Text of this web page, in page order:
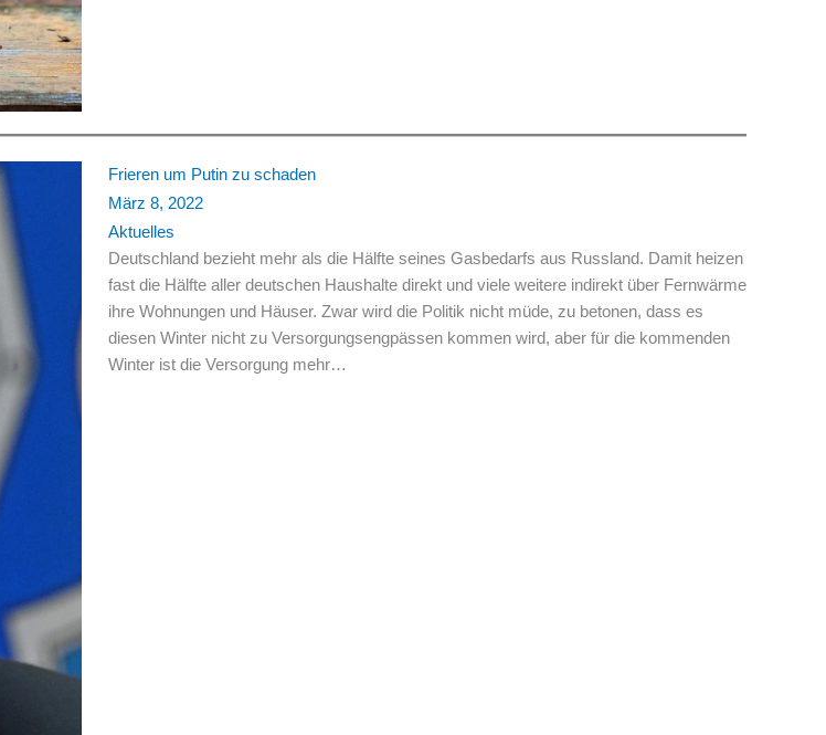
Frieren um Putin zu schaden
März 8, 2022
Aktuelles
Deutschland bezieht mehr als die Hälfte seines Gasbedarfs aus Russland. Damit heizen
fast die Hälfte aller deutschen Haushalte direkt und viele weitere indirekt über Fernwärme
ihre Wohnungen und Häuser. Zwar wird die Politik nicht müde, zu betonen, dass es
diesen Winter nicht zu Versorgungsengpässen kommen wird, aber für die kommenden
Winter ist die Versorgung mehr…